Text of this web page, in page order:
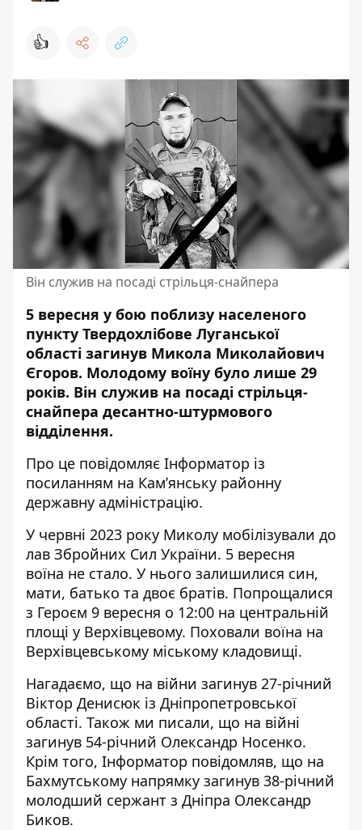
👍
Він служив на посаді стрільця-снайпера
5 вересня у бою поблизу населеного
пункту Твердохлібове Луганської
області загинув Микола Миколайович
Єгоров. Молодому воїну було лише 29
років. Він служив на посаді стрільця-
снайпера десантно-штурмового
відділення.
Про це повідомляє Інформатор із
посиланням на Кам’янську районну
державну адміністрацію.
У червні 2023 року Миколу мобілізували до
лав Збройних Сил України. 5 вересня
воїна не стало. У нього залишилися син,
мати, батько та двоє братів. Попрощалися
з Героєм 9 вересня о 12:00 на центральній
площі у Верхівцевому. Поховали воїна на
Верхівцевському міському кладовищі.
Нагадаємо, що на війни загинув 27-річний
Віктор Денисюк із Дніпропетровської
області. Також ми писали, що на війні
загинув 54-річний Олександр Носенко.
Крім того, Інформатор повідомляв, що на
Бахмутському напрямку загинув 38-річний
молодший сержант з Дніпра Олександр
Биков.